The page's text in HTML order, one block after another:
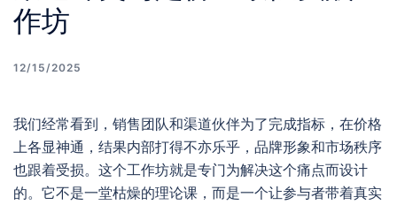
作坊
12/15/2025
我们经常看到，销售团队和渠道伙伴为了完成指标，在价格
上各显神通，结果内部打得不亦乐乎，品牌形象和市场秩序
也跟着受损。这个工作坊就是专门为解决这个痛点而设计
的。它不是一堂枯燥的理论课，而是一个让参与者带着真实